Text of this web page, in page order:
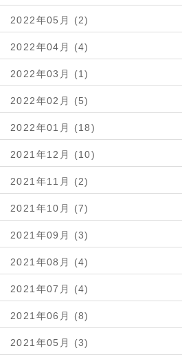
2022年05月 (2)
2022年04月 (4)
2022年03月 (1)
2022年02月 (5)
2022年01月 (18)
2021年12月 (10)
2021年11月 (2)
2021年10月 (7)
2021年09月 (3)
2021年08月 (4)
2021年07月 (4)
2021年06月 (8)
2021年05月 (3)